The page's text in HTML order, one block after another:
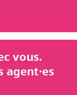
vous.